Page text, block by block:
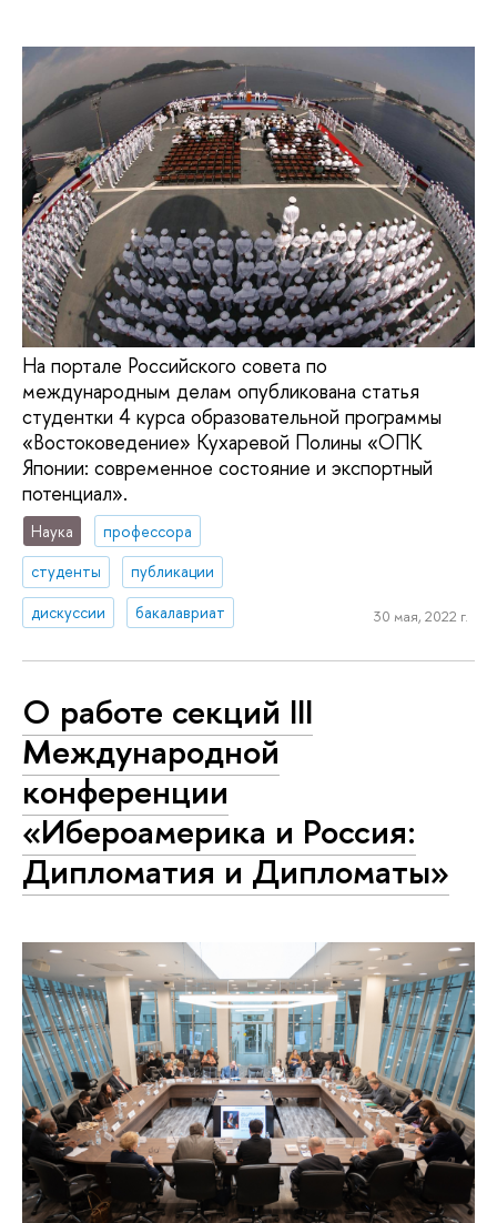
На портале Российского совета по
международным делам опубликована статья
студентки 4 курса образовательной программы
«Востоковедение» Кухаревой Полины «ОПК
Японии: современное состояние и экспортный
потенциал».
Наука
профессора
студенты
публикации
дискуссии
бакалавриат 30 мая, 2022 г.
О работе секций III
Международной
конференции
«Ибероамерика и Россия:
Дипломатия и Дипломаты»